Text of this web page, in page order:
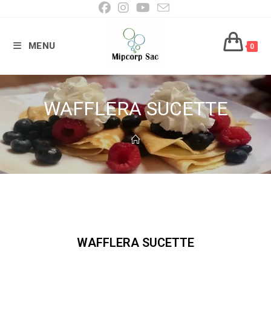
MENU 0
WAFFLERA SUCETTE
WAFFLERA SUCETTE